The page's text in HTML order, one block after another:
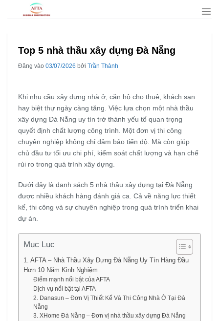
Top 5 nhà thầu xây dựng Đà Nẵng
Đăng vào 03/07/2026 bởi Trần Thành
Khi nhu cầu xây dựng nhà ở, căn hộ cho thuê, khách sạn
hay biệt thự ngày càng tăng. Việc lựa chọn một nhà thầu
xây dựng Đà Nẵng uy tín trở thành yếu tố quan trọng
quyết định chất lượng công trình. Một đơn vị thi công
chuyên nghiệp không chỉ đảm bảo tiến độ. Mà còn giúp
chủ đầu tư tối ưu chi phí, kiểm soát chất lượng và hạn chế
rủi ro trong quá trình xây dựng.
Dưới đây là danh sách 5 nhà thầu xây dựng tại Đà Nẵng
được nhiều khách hàng đánh giá ca. Cả về năng lực thiết
kế, thi công và sự chuyên nghiệp trong quá trình triển khai
dự án.
Mục Lục
1. AFTA – Nhà Thầu Xây Dựng Đà Nẵng Uy Tín Hàng Đầu
Hơn 10 Năm Kinh Nghiệm
Điểm mạnh nổi bật của AFTA
Dịch vụ nổi bật tại AFTA
2. Danasun – Đơn Vị Thiết Kế Và Thi Công Nhà Ở Tại Đà
Nẵng
3. XHome Đà Nẵng – Đơn vị nhà thầu xây dựng Đà Nẵng